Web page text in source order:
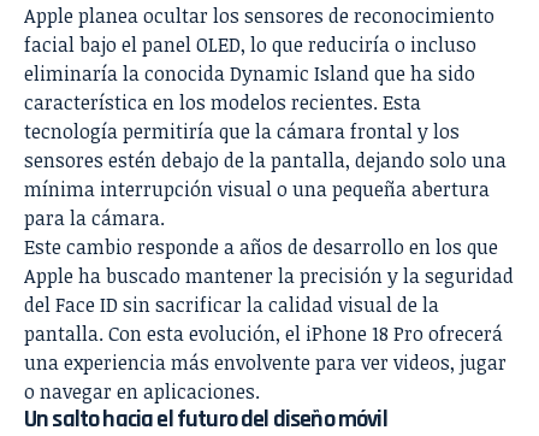
Apple planea ocultar los sensores de reconocimiento
facial bajo el panel OLED, lo que reduciría o incluso
eliminaría la conocida Dynamic Island que ha sido
característica en los modelos recientes. Esta
tecnología permitiría que la cámara frontal y los
sensores estén debajo de la pantalla, dejando solo una
mínima interrupción visual o una pequeña abertura
para la cámara.
Este cambio responde a años de desarrollo en los que
Apple ha buscado mantener la precisión y la seguridad
del Face ID sin sacrificar la calidad visual de la
pantalla. Con esta evolución, el iPhone 18 Pro ofrecerá
una experiencia más envolvente para ver videos, jugar
o navegar en aplicaciones.
Un salto hacia el futuro del diseño móvil